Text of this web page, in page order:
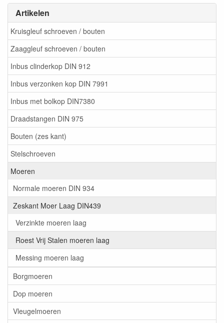
Artikelen
Kruisgleuf schroeven / bouten
Zaaggleuf schroeven / bouten
Inbus clinderkop DIN 912
Inbus verzonken kop DIN 7991
Inbus met bolkop DIN7380
Draadstangen DIN 975
Bouten (zes kant)
Stelschroeven
Moeren
Normale moeren DIN 934
Zeskant Moer Laag DIN439
Verzinkte moeren laag
Roest Vrij Stalen moeren laag
Messing moeren laag
Borgmoeren
Dop moeren
Vleugelmoeren